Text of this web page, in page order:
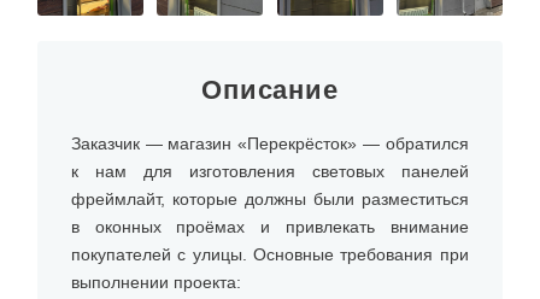
Описание
Заказчик — магазин «Перекрёсток» — обратился
к нам для изготовления световых панелей
фреймлайт, которые должны были разместиться
в оконных проёмах и привлекать внимание
покупателей с улицы. Основные требования при
выполнении проекта: